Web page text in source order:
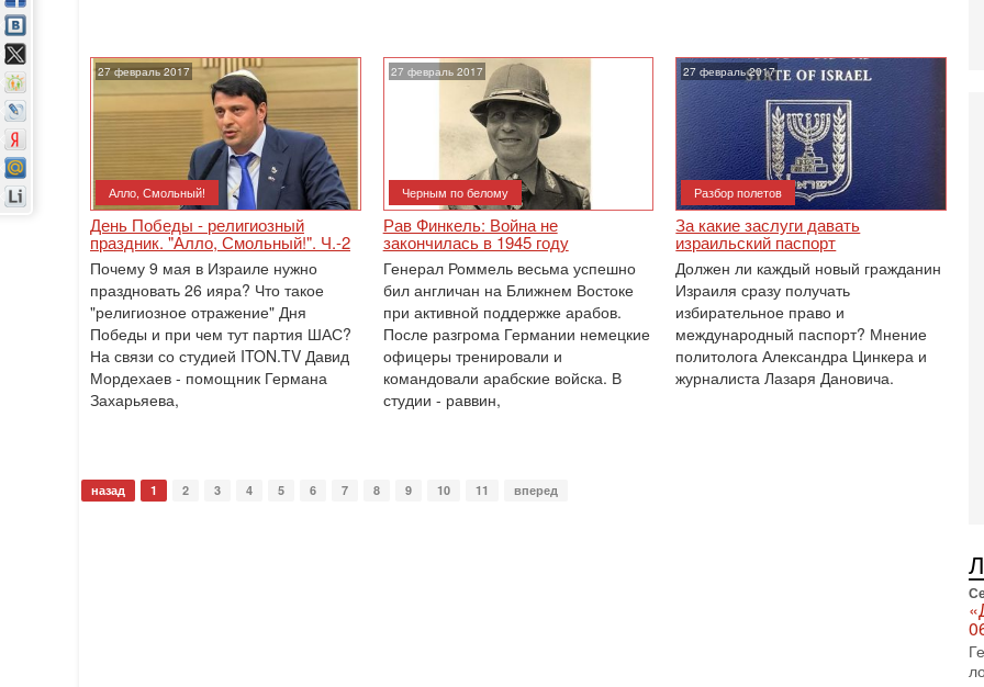
27 февраль 2017
Алло, Смольный!
День Победы - религиозный
праздник. "Алло, Смольный!". Ч.-2
Почему 9 мая в Израиле нужно
праздновать 26 ияра? Что такое
"религиозное отражение" Дня
Победы и при чем тут партия ШАС?
На связи со студией ITON.TV Давид
Мордехаев - помощник Германа
Захарьяева,
27 февраль 2017
Черным по белому
Рав Финкель: Война не
закончилась в 1945 году
Генерал Роммель весьма успешно
бил англичан на Ближнем Востоке
при активной поддержке арабов.
После разгрома Германии немецкие
офицеры тренировали и
командовали арабские войска. В
студии - раввин,
27 февраль 2017
Разбор полетов
За какие заслуги давать
израильский паспорт
Должен ли каждый новый гражданин
Израиля сразу получать
избирательное право и
международный паспорт? Мнение
‎политолога Александра Цинкера и
журналиста Лазаря Дановича.‎
назад 1 2 3 4 5 6 7 8 9 10 11 вперед